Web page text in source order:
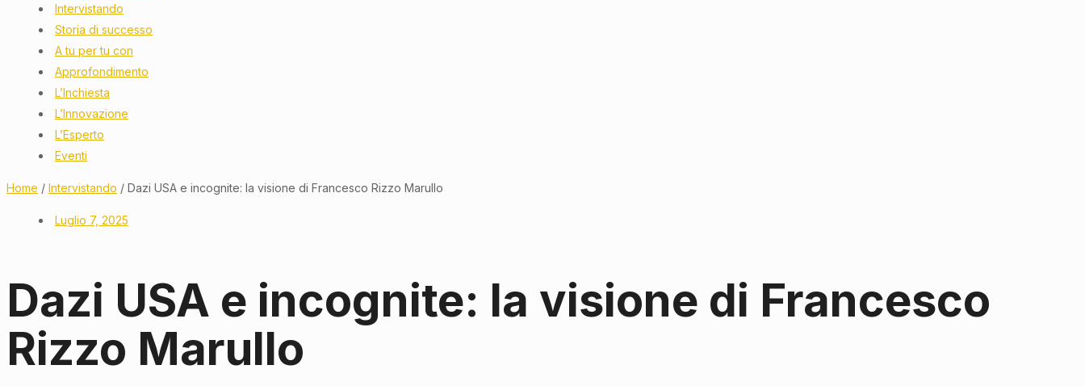
Intervistando
Storia di successo
A tu per tu con
Approfondimento
L’Inchiesta
L’Innovazione
L’Esperto
Eventi
Home / Intervistando / Dazi USA e incognite: la visione di Francesco Rizzo Marullo
Luglio 7, 2025
Dazi USA e incognite: la visione di Francesco
Rizzo Marullo